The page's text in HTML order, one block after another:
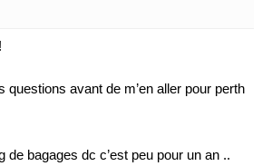
questions avant de m’en aller pour perth
de bagages dc c’est peu pour un an ..